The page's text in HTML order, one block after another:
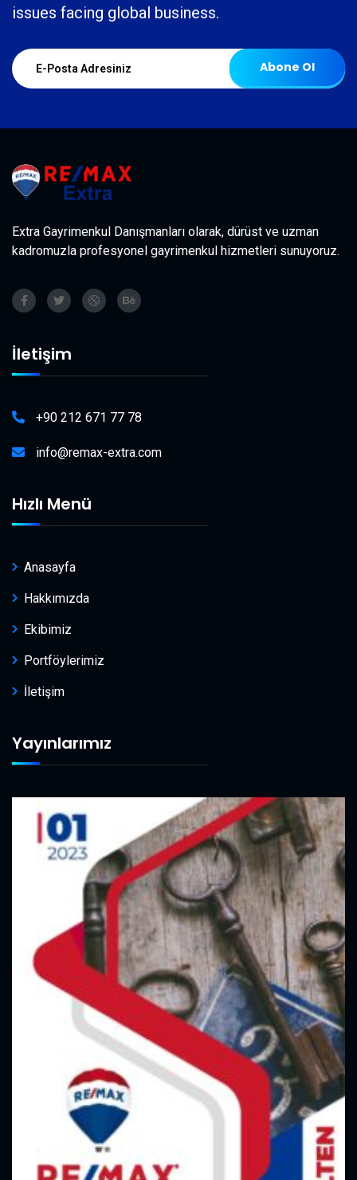
issues facing global business.
Abone Ol
Extra Gayrimenkul Danışmanları olarak, dürüst ve uzman
kadromuzla profesyonel gayrimenkul hizmetleri sunuyoruz.
İletişim
+90 212 671 77 78
info@remax-extra.com
Hızlı Menü
Anasayfa
Hakkımızda
Ekibimiz
Portföylerimiz
İletişim
Yayınlarımız